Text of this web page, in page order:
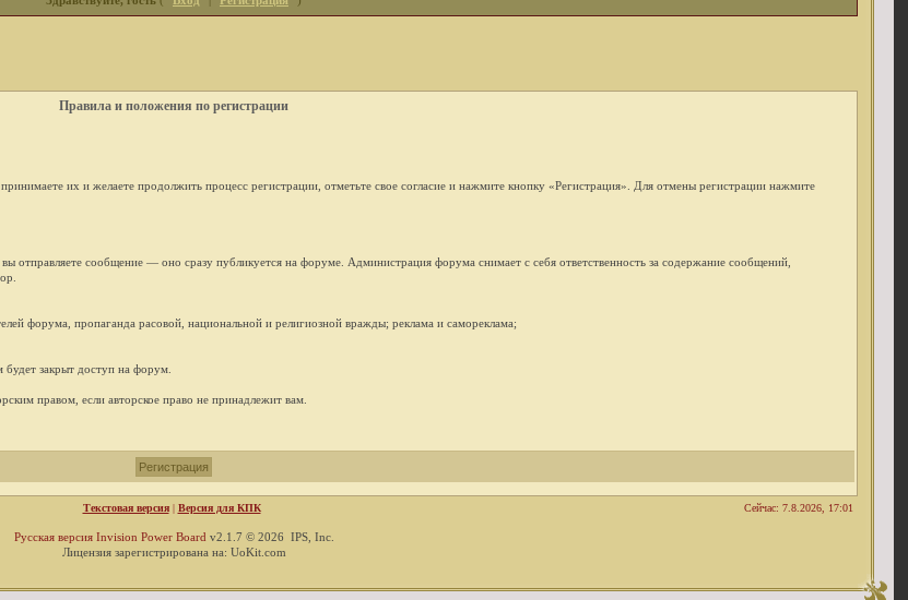
Правила и положения по регистрации
их и желаете продолжить процесс регистрации, отметьте свое согласие и нажмите кнопку «Регистрация». Для отмены регистрации нажмите
отправляете сообщение — оно сразу публикуется на форуме. Администрация форума снимает с себя ответственность за содержание сообщений,
форума, пропаганда расовой, национальной и религиозной вражды; реклама и самореклама;
закрыт доступ на форум.
правом, если авторское право не принадлежит вам.
Текстовая версия| Версия для КПК Сейчас: 7.8.2026, 17:01
Русская версия Invision Power Board v2.1.7 © 2026 IPS, Inc.
Лицензия зарегистрирована на: UoKit.com